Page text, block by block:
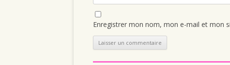
Enregistrer mon nom, mon e-mail et mon